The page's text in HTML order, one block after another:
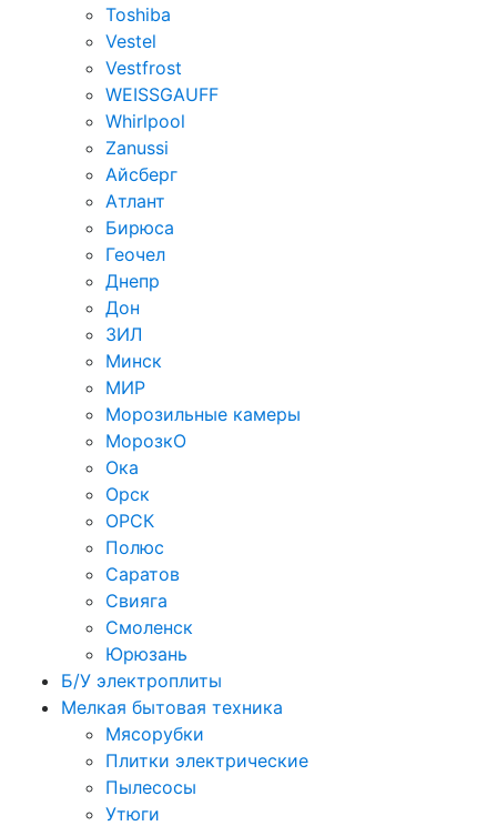
Toshiba
Vestel
Vestfrost
WEISSGAUFF
Whirlpool
Zanussi
Айсберг
Атлант
Бирюса
Геочел
Днепр
Дон
ЗИЛ
Минск
МИР
Морозильные камеры
МорозкО
Ока
Орск
ОРСК
Полюс
Саратов
Свияга
Смоленск
Юрюзань
Б/У электроплиты
Мелкая бытовая техника
Мясорубки
Плитки электрические
Пылесосы
Утюги